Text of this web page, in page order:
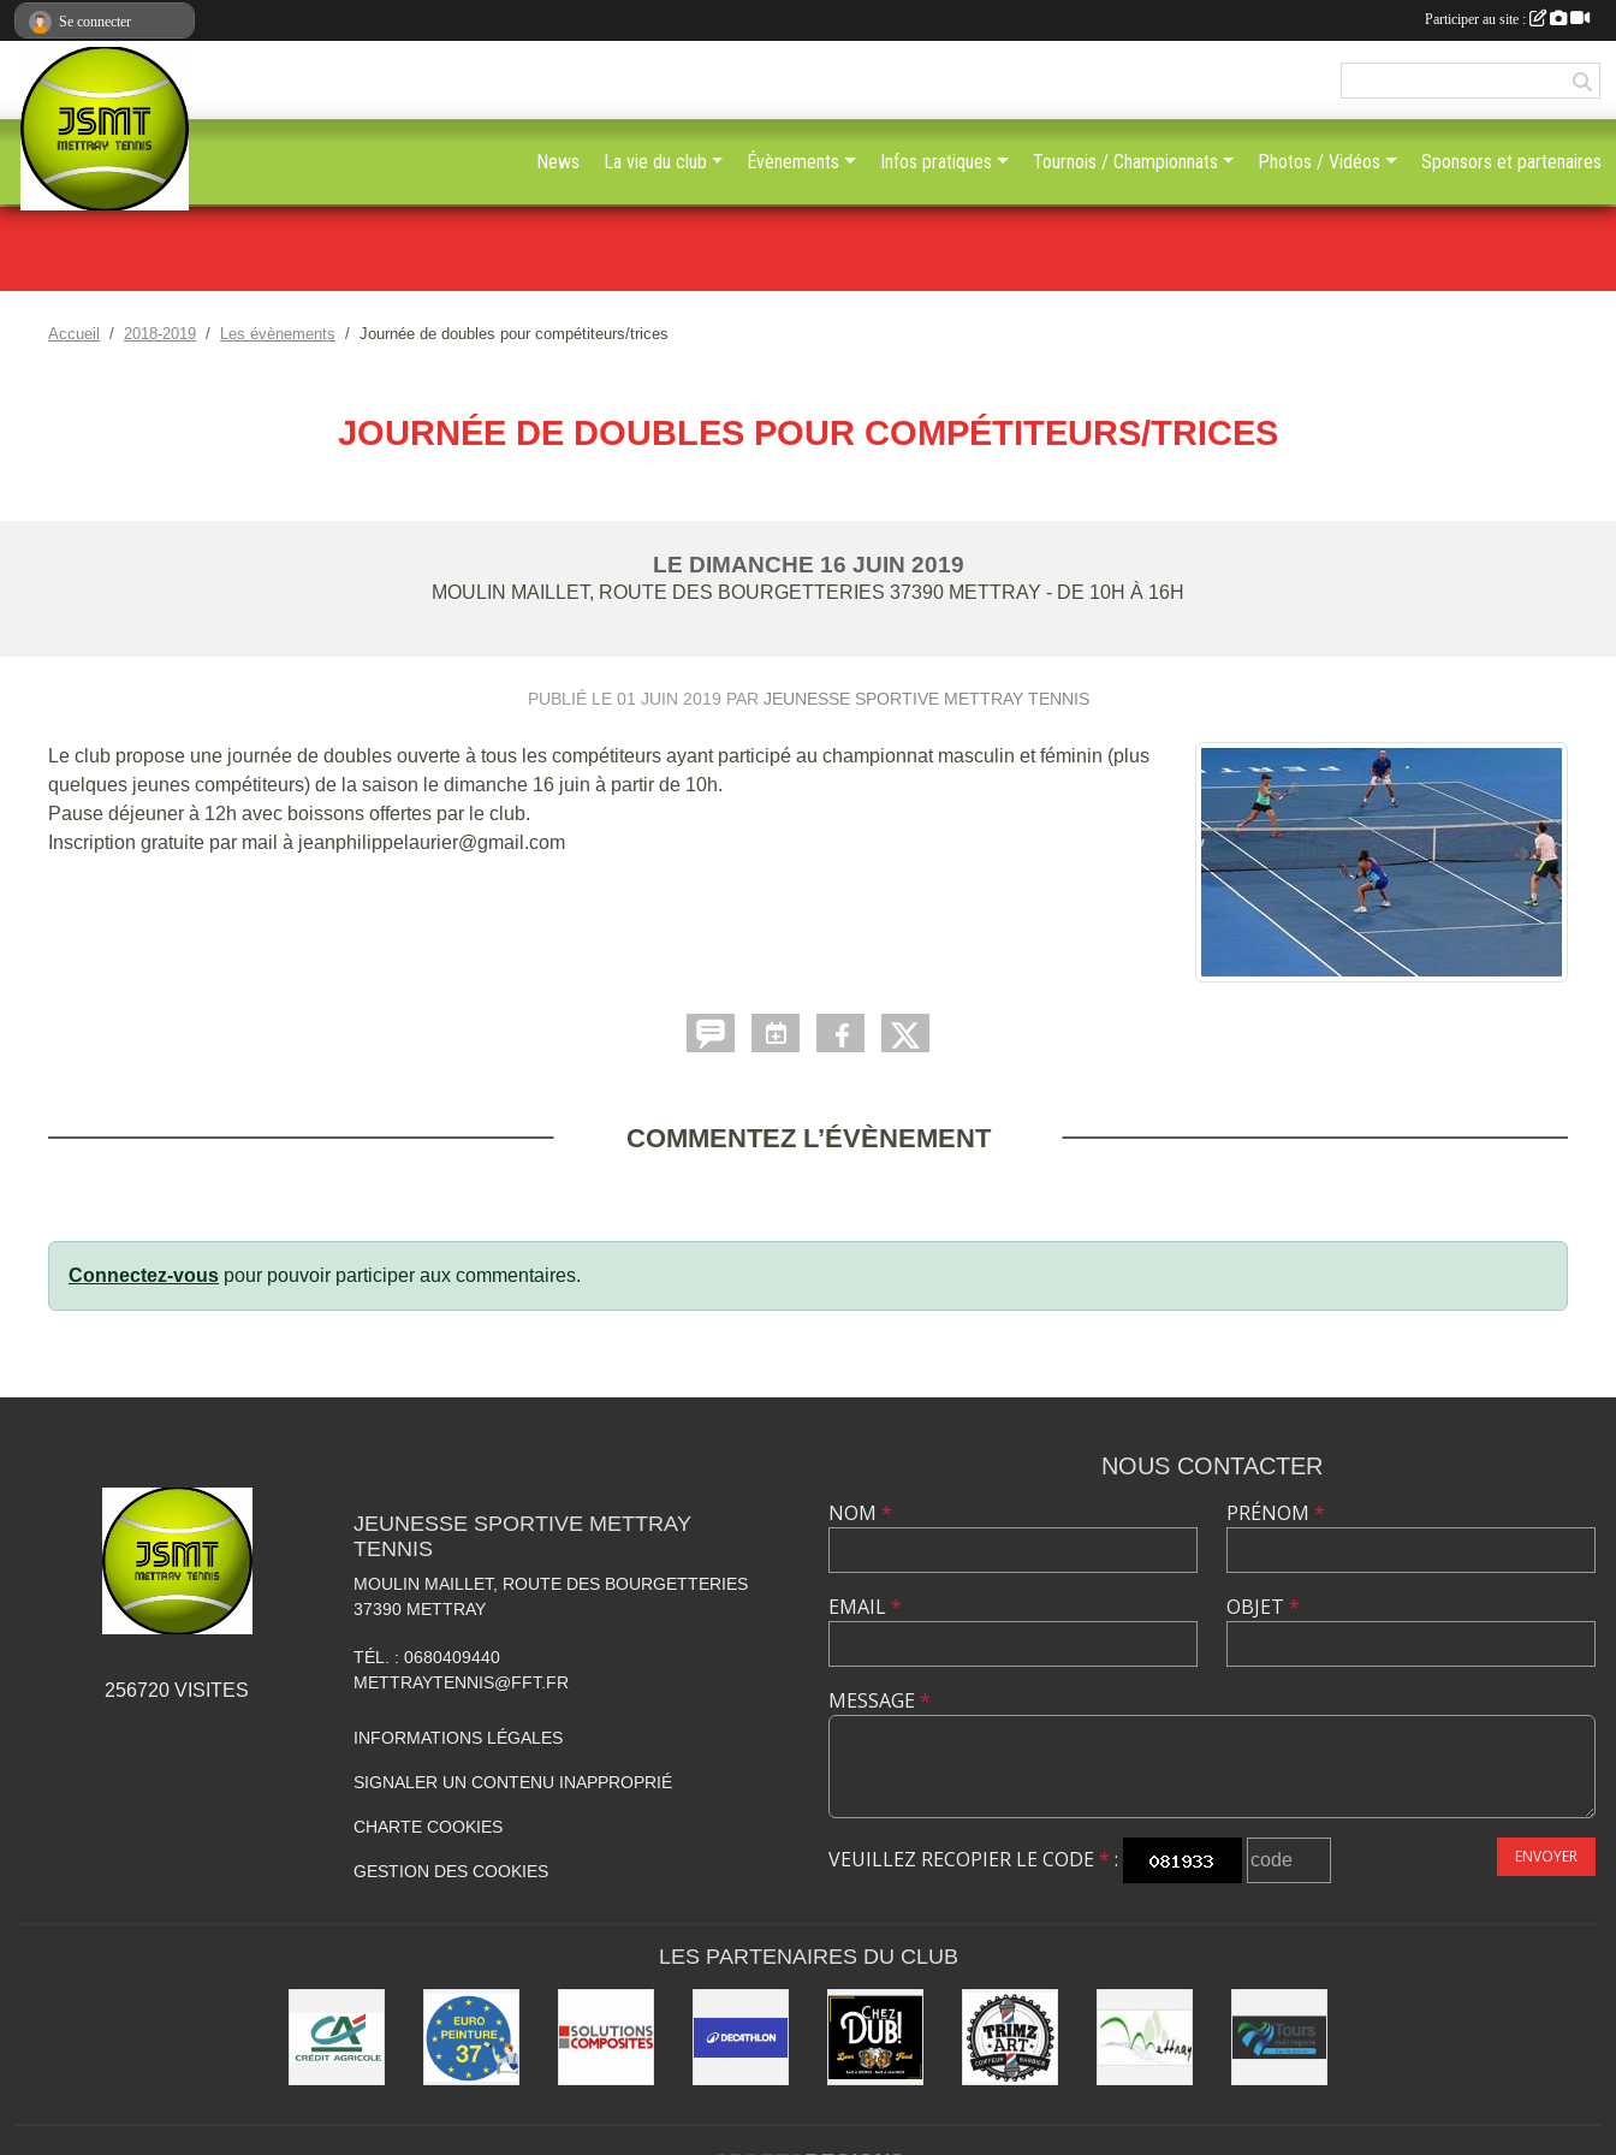
Accueil 2018-2019 Les évènements Journée de doubles pour compétiteurs/trices
JOURNÉE DE DOUBLES POUR COMPÉTITEURS/TRICES
LE DIMANCHE 16 JUIN 2019
MOULIN MAILLET, ROUTE DES BOURGETTERIES 37390 METTRAY - DE 10H À 16H
PUBLIÉ LE 01 JUIN 2019 PAR JEUNESSE SPORTIVE METTRAY TENNIS
Le club propose une journée de doubles ouverte à tous les compétiteurs ayant participé au championnat masculin et féminin (plus
quelques jeunes compétiteurs) de la saison le dimanche 16 juin à partir de 10h.
Pause déjeuner à 12h avec boissons offertes par le club.
Inscription gratuite par mail à jeanphilippelaurier@gmail.com
COMMENTEZ L’ÉVÈNEMENT
Connectez-vous pour pouvoir participer aux commentaires.
News La vie du club Évènements Infos pratiques Tournois / Championnats Photos / Vidéos Sponsors et partenaires
256720 VISITES
JEUNESSE SPORTIVE METTRAY
TENNIS
MOULIN MAILLET, ROUTE DES BOURGETTERIES
37390 METTRAY
TÉL. : 0680409440
METTRAYTENNIS@FFT.FR
INFORMATIONS LÉGALES
SIGNALER UN CONTENU INAPPROPRIÉ
CHARTE COOKIES
GESTION DES COOKIES
NOUS CONTACTER
NOM *
EMAIL*
PRÉNOM *
OBJET *
MESSAGE *
VEUILLEZ RECOPIER LE CODE * : ENVOYER
LES PARTENAIRES DU CLUB
Se connecter Participer au site :
Panneau de gestion des cookies